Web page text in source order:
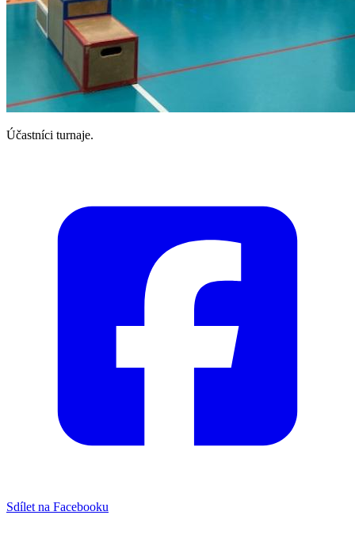
Účastníci turnaje.
Sdílet na Facebooku